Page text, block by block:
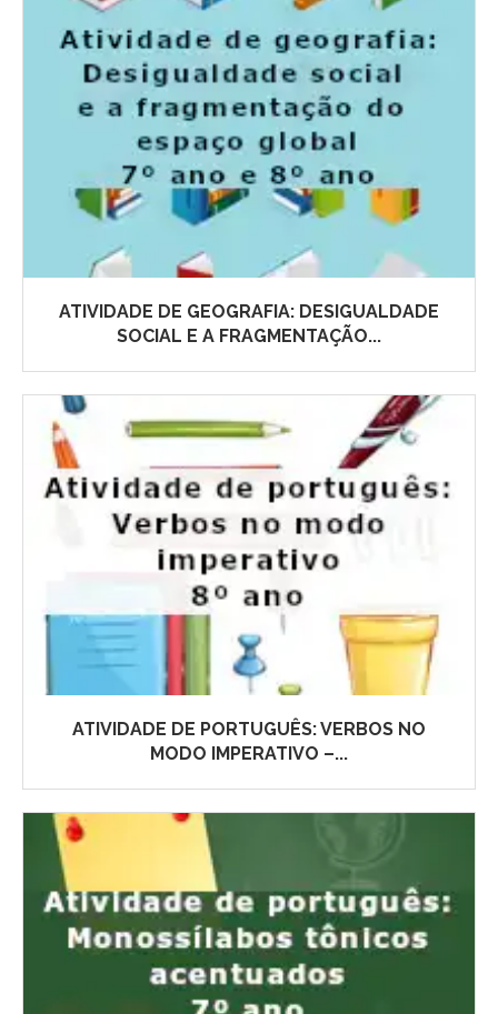
ATIVIDADE DE GEOGRAFIA: DESIGUALDADE
SOCIAL E A FRAGMENTAÇÃO...
ATIVIDADE DE PORTUGUÊS: VERBOS NO
MODO IMPERATIVO –...